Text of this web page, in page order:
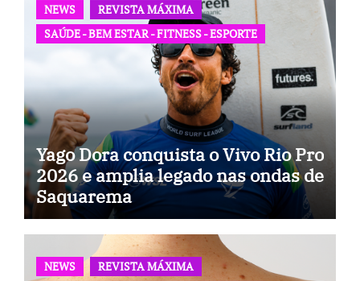
NEWS
REVISTA MÁXIMA
SAÚDE - BEM ESTAR - FITNESS - ESPORTE
Yago Dora conquista o Vivo Rio Pro
2026 e amplia legado nas ondas de
Saquarema
NEWS
REVISTA MÁXIMA